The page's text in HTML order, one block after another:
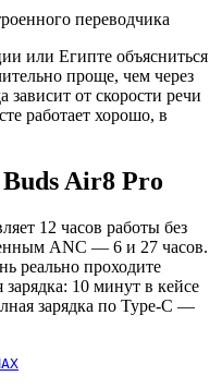
переводчика
или Египте объясниться
проще, чем через
зависит от скорости речи
работает хорошо, в
Air8 Pro
12 часов работы без
ANC — 6 и 27 часов.
реально проходите
10 минут в кейсе
зарядка по Type-C —